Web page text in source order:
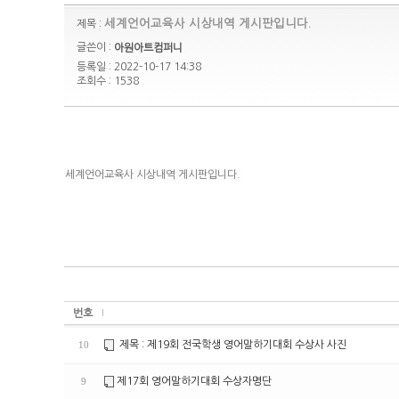
제목 : 세계언어교육사 시상내역 게시판입니다.
글쓴이 : 아원아트컴퍼니
등록일 : 2022-10-17 14:38
조회수 : 1538
세계언어교육사 시상내역 게시판입니다.
번호
10 제목 : 제19회 전국학생 영어말하기대회 수상사 사진
9 제17회 영어말하기대회 수상자명단